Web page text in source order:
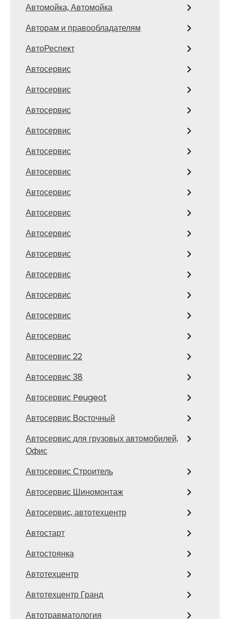
Автомойка, Автомойка
Авторам и правообладателям
АвтоРеспект
Автосервис
Автосервис
Автосервис
Автосервис
Автосервис
Автосервис
Автосервис
Автосервис
Автосервис
Автосервис
Автосервис
Автосервис
Автосервис
Автосервис
Автосервис 22
Автосервис 38
Автосервис Peugeot
Автосервис Восточный
Автосервис для грузовых автомобилей,
Офис
Автосервис Строитель
Автосервис Шиномонтаж
Автосервис, автотехцентр
Автостарт
Автостоянка
Автотехцентр
Автотехцентр Гранд
Автотравматология